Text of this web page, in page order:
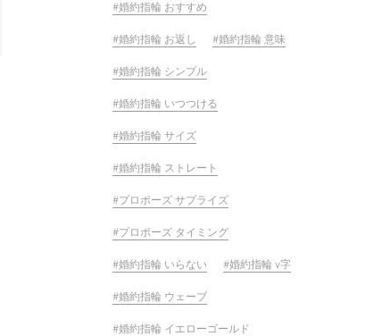
婚約指輪 おすすめ
婚約指輪 お返し 婚約指輪 意味
婚約指輪 シンプル
婚約指輪 いつつける
婚約指輪 サイズ
婚約指輪 ストレート
プロポーズ サプライズ
プロポーズ タイミング
婚約指輪 いらない 婚約指輪 v字
婚約指輪 ウェーブ
婚約指輪 イエローゴールド